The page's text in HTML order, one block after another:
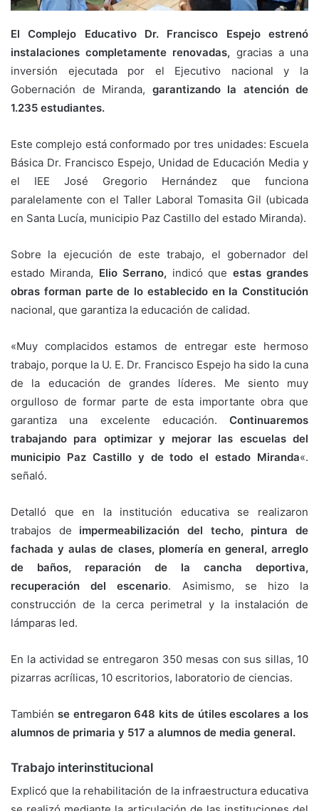
El Complejo Educativo Dr. Francisco Espejo estrenó
instalaciones completamente renovadas, gracias a una
inversión ejecutada por el Ejecutivo nacional y la
Gobernación de Miranda, garantizando la atención de
1.235 estudiantes.
Este complejo está conformado por tres unidades: Escuela
Básica Dr. Francisco Espejo, Unidad de Educación Media y
el IEE José Gregorio Hernández que funciona
paralelamente con el Taller Laboral Tomasita Gil (ubicada
en Santa Lucía, municipio Paz Castillo del estado Miranda).
Sobre la ejecución de este trabajo, el gobernador del
estado Miranda, Elio Serrano, indicó que estas grandes
obras forman parte de lo establecido en la Constitución
nacional, que garantiza la educación de calidad.
«Muy complacidos estamos de entregar este hermoso
trabajo, porque la U. E. Dr. Francisco Espejo ha sido la cuna
de la educación de grandes líderes. Me siento muy
orgulloso de formar parte de esta importante obra que
garantiza una excelente educación. Continuaremos
trabajando para optimizar y mejorar las escuelas del
municipio Paz Castillo y de todo el estado Miranda«.
señaló.
Detalló que en la institución educativa se realizaron
trabajos de impermeabilización del techo, pintura de
fachada y aulas de clases, plomería en general, arreglo
de baños, reparación de la cancha deportiva,
recuperación del escenario. Asimismo, se hizo la
construcción de la cerca perimetral y la instalación de
lámparas led.
En la actividad se entregaron 350 mesas con sus sillas, 10
pizarras acrílicas, 10 escritorios, laboratorio de ciencias.
También se entregaron 648 kits de útiles escolares a los
alumnos de primaria y 517 a alumnos de media general.
Trabajo interinstitucional
Explicó que la rehabilitación de la infraestructura educativa